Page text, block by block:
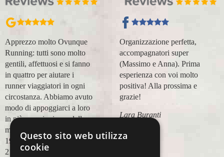
Apprezzo molto Ovunque
Running: tutti sono molto
gentili, affettuosi e si fanno
in quattro per aiutare i
runner viaggiatori in ogni
circostanza. Abbiamo avuto
modo di appoggiarci a loro
in più occasioni, per delle
maratone (NYC18, Praga
19, Valencia 19, Barcellona
21, NYC 22) e ci siamo
Organizzazione perfetta,
accompagnatori super
(Massimo e Anna). Prima
esperienza con voi molto
positiva! Alla prossima e
grazie!
Lara Buranti
Questo sito web utilizza
cookie